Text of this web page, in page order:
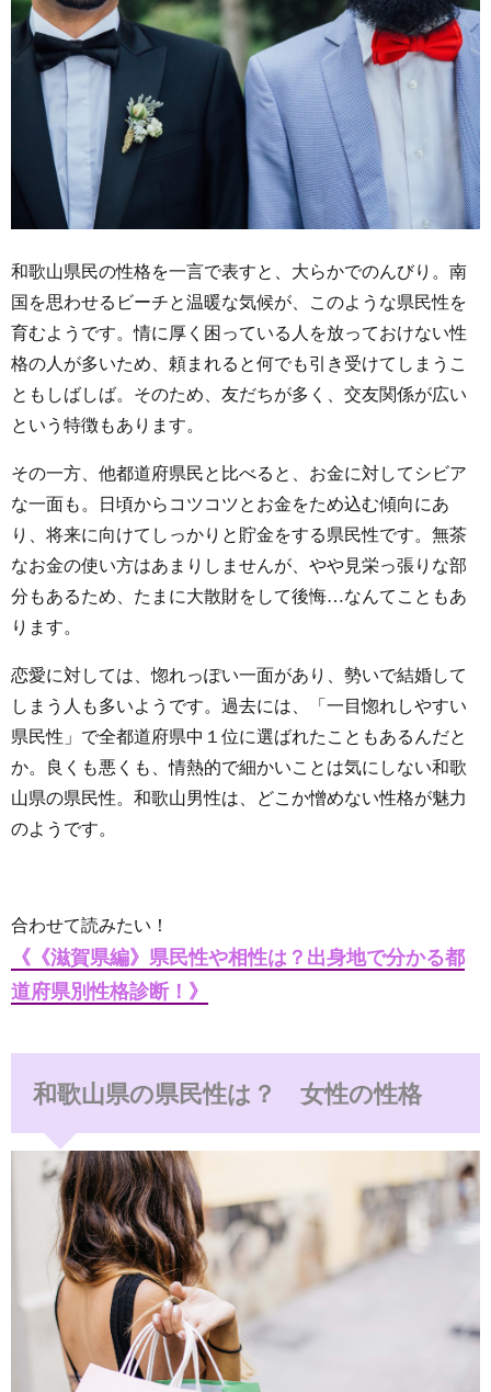
和歌山県民の性格を一言で表すと、大らかでのんびり。南
国を思わせるビーチと温暖な気候が、このような県民性を
育むようです。情に厚く困っている人を放っておけない性
格の人が多いため、頼まれると何でも引き受けてしまうこ
ともしばしば。そのため、友だちが多く、交友関係が広い
という特徴もあります。
その一方、他都道府県民と比べると、お金に対してシビア
な一面も。日頃からコツコツとお金をため込む傾向にあ
り、将来に向けてしっかりと貯金をする県民性です。無茶
なお金の使い方はあまりしませんが、やや見栄っ張りな部
分もあるため、たまに大散財をして後悔…なんてこともあ
ります。
恋愛に対しては、惚れっぽい一面があり、勢いで結婚して
しまう人も多いようです。過去には、「一目惚れしやすい
県民性」で全都道府県中１位に選ばれたこともあるんだと
か。良くも悪くも、情熱的で細かいことは気にしない和歌
山県の県民性。和歌山男性は、どこか憎めない性格が魅力
のようです。
合わせて読みたい！
《《滋賀県編》県民性や相性は？出身地で分かる都
道府県別性格診断！》
和歌山県の県民性は？ 女性の性格